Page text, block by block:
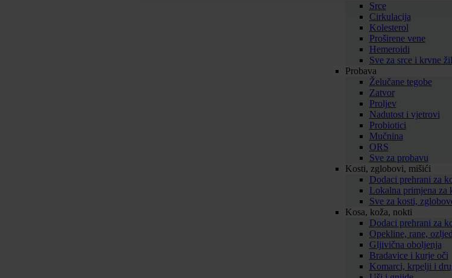
Srce
Cirkulacija
Kolesterol
Proširene vene
Hemeroidi
Sve za srce i krvne
Probava
Želučane tegobe
Zatvor
Proljev
Nadutost i vjetrovi
Probiotici
Mučnina
ORS
Sve za probavu
Kosti, zglobovi, mišići
Dodaci prehrani za
Lokalna primjena za
Sve za kosti,
Kosa, koža, nokti
Dodaci prehrani za
Opekline, rane,
Gljivična oboljenja
Bradavice i kurje oči
Komarci, krpelji i